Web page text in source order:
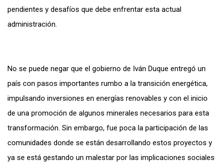
pendientes y desafíos que debe enfrentar esta actual
administración.
No se puede negar que el gobierno de Iván Duque entregó un
país con pasos importantes rumbo a la transición energética,
impulsando inversiones en energías renovables y con el inicio
de una promoción de algunos minerales necesarios para esta
transformación. Sin embargo, fue poca la participación de las
comunidades donde se están desarrollando estos proyectos y
ya se está gestando un malestar por las implicaciones sociales